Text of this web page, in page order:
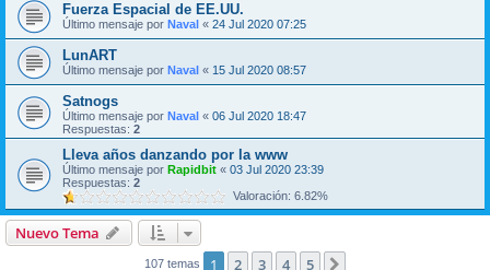
Fuerza Espacial de EE.UU.
Último mensaje por Naval « 24 Jul 2020 07:25
LunART
Último mensaje por Naval « 15 Jul 2020 08:57
Satnogs
Último mensaje por Naval « 06 Jul 2020 18:47
Respuestas: 2
Lleva años danzando por la www
Último mensaje por Rapidbit « 03 Jul 2020 23:39
Respuestas: 2
Valoración: 6.82%
Nuevo Tema
107 temas 1 2 3 4 5